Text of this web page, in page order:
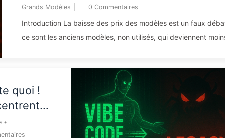
illusion, la vraie dépense en IA, c'est
votre cupidité - Apprendre l'IA 164
Grands Modèles
0 Commentaires
Introduction La baisse des prix des modèles est un faux
ce sont les anciens modèles, non utilisés, qui deviennent
unitaire des Tokens, mais l’évolution des capacités de l’IA : plus
les tâches sont complexes, plus la consommation devient
incontrôlable, un modèle d’abonnement mensuel fixe ne peut
qu’être “écrasé”. Le modèle d’abonnement pour l’IA est ...
quoi !
•